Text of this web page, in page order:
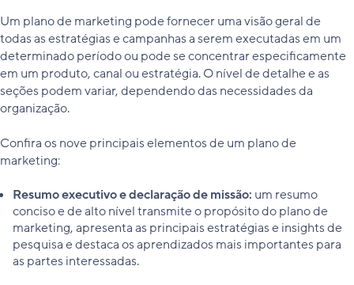
Um plano de marketing pode fornecer uma visão geral de
todas as estratégias e campanhas a serem executadas em um
determinado período ou pode se concentrar especificamente
em um produto, canal ou estratégia. O nível de detalhe e as
seções podem variar, dependendo das necessidades da
organização.
Confira os nove principais elementos de um plano de
marketing:
Resumo executivo e declaração de missão: um resumo
conciso e de alto nível transmite o propósito do plano de
marketing, apresenta as principais estratégias e insights de
pesquisa e destaca os aprendizados mais importantes para
as partes interessadas.